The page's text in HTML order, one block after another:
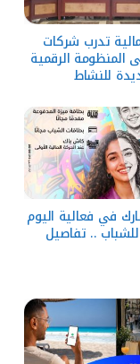
تدرب شركات
المنظومة الرقمية
للنشاط
في فعالية اليوم
.. تفاصيل